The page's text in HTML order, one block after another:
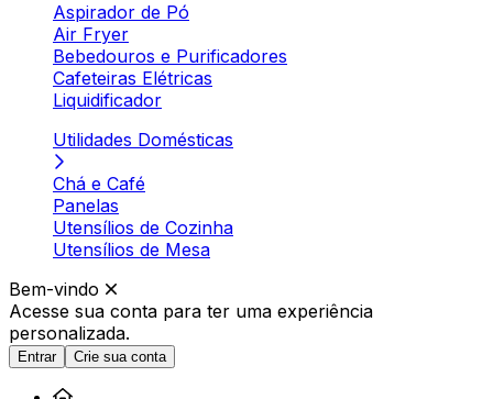
Aspirador de Pó
Air Fryer
Bebedouros e Purificadores
Cafeteiras Elétricas
Liquidificador
Utilidades Domésticas
Chá e Café
Panelas
Utensílios de Cozinha
Utensílios de Mesa
Bem-vindo
Acesse sua conta para ter uma experiência
personalizada.
Entrar Crie sua conta